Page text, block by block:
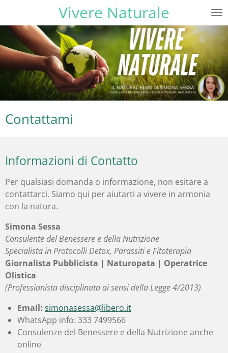
contenuto
principale
Vivere Naturale
Contattami
Informazioni di Contatto
Per qualsiasi domanda o informazione, non esitare a
contattarci. Siamo qui per aiutarti a vivere in armonia
con la natura.
Simona Sessa
Consulente del Benessere e della Nutrizione
Specialista in Protocolli Detox, Parassiti e Fitoterapia
Giornalista Pubblicista | Naturopata | Operatrice
Olistica
(Professionista disciplinata ai sensi della Legge 4/2013)
Email: simonasessa@libero.it
WhatsApp info: 333 7499566
Consulenze del Benessere e della Nutrizione anche
online